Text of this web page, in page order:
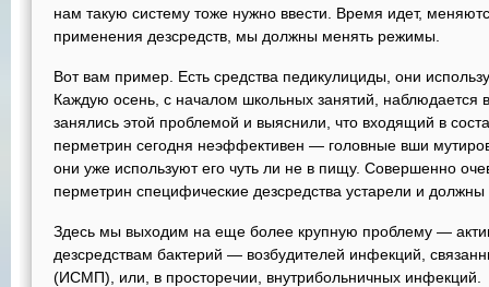
нам такую систему тоже нужно ввести. Время идет,
применения дезсредств, мы должны менять режимы.
Вот вам пример. Есть средства педикулициды, они
Каждую осень, с началом школьных занятий, наблюдается
занялись этой проблемой и выяснили, что входящий в
перметрин сегодня неэффективен — головные вши
они уже используют его чуть ли не в пищу. Совершенно
перметрин специфические дезсредства устарели и
Здесь мы выходим на еще более крупную проблему —
дезсредствам бактерий — возбудителей инфекций,
(ИСМП), или, в просторечии, внутрибольничных инфекций.